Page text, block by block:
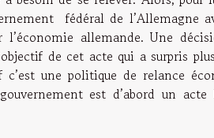
fédéral de l’Allemagne
allemande. Une
de cet acte qui a surpris
une politique de relance
est d’abord un acte